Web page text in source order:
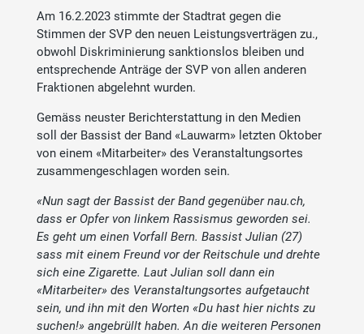
Am 16.2.2023 stimmte der Stadtrat gegen die
Stimmen der SVP den neuen Leistungsverträgen zu.,
obwohl Diskriminierung sanktionslos bleiben und
entsprechende Anträge der SVP von allen anderen
Fraktionen abgelehnt wurden.
Gemäss neuster Berichterstattung in den Medien
soll der Bassist der Band «Lauwarm» letzten Oktober
von einem «Mitarbeiter» des Veranstaltungsortes
zusammengeschlagen worden sein.
«Nun sagt der Bassist der Band gegenüber nau.ch,
dass er Opfer von linkem Rassismus geworden sei.
Es geht um einen Vorfall Bern. Bassist Julian (27)
sass mit einem Freund vor der Reitschule und drehte
sich eine Zigarette. Laut Julian soll dann ein
«Mitarbeiter» des Veranstaltungsortes aufgetaucht
sein, und ihn mit den Worten «Du hast hier nichts zu
suchen!» angebrüllt haben. An die weiteren Personen